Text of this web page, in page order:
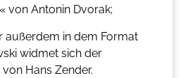
von Antonin Dvorak;
außerdem in dem Format
widmet sich der
Hans Zender.